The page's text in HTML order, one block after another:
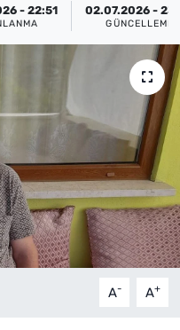
- 22:51 02.07.2026 -
GÜNCELLEME
A- A+